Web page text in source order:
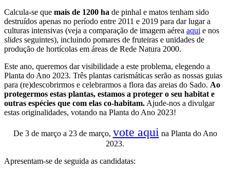
Calcula-se que mais de 1200 ha de pinhal e matos tenham sido
destruídos apenas no período entre 2011 e 2019 para dar lugar a
culturas intensivas (veja a comparação de imagem aérea aqui e nos
slides seguintes), incluindo pomares de fruteiras e unidades de
produção de hortícolas em áreas de Rede Natura 2000.
Este ano, queremos dar visibilidade a este problema, elegendo a
Planta do Ano 2023. Três plantas carismáticas serão as nossas guias
para (re)descobrirmos e celebrarmos a flora das areias do Sado. Ao
protegermos estas plantas, estamos a proteger o seu habitat e
outras espécies que com elas co-habitam.Ajude-nos a divulgar
estas originalidades, votando na Planta do Ano 2023!
De 3 de março a 23 de março, vote aquina Planta do Ano
2023.
Apresentam-se de seguida as candidatas: